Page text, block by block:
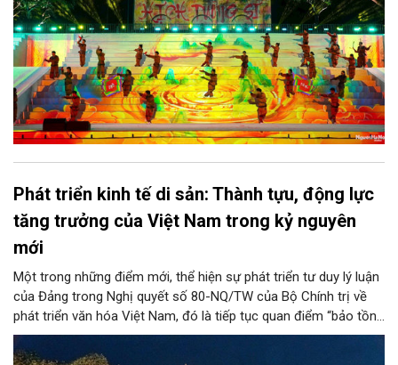
Phát triển kinh tế di sản: Thành tựu, động lực
tăng trưởng của Việt Nam trong kỷ nguyên
mới
Một trong những điểm mới, thể hiện sự phát triển tư duy lý luận
của Đảng trong Nghị quyết số 80-NQ/TW của Bộ Chính trị về
phát triển văn hóa Việt Nam, đó là tiếp tục quan điểm “bảo tồn
và phát huy giá trị di sản văn hóa gắn kết với phát triển kinh tế -
xã hội và du lịch”; đồng thời, nâng lên một tầm cao mới: “phát